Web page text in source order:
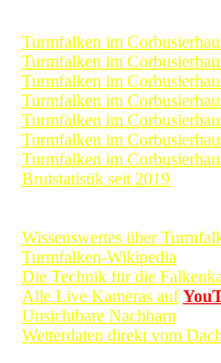
Turmfalken im
Turmfalken im
Turmfalken im
Turmfalken im
Turmfalken im
Turmfalken im
Turmfalken im
Brutstatistik seit 2019
Wissenswertes über
Turmfalken-Wikipedia
Die Technik für die
Alle Live Kameras auf
Unsichtbare Nachbarn
Wetterdaten direkt vom Dach